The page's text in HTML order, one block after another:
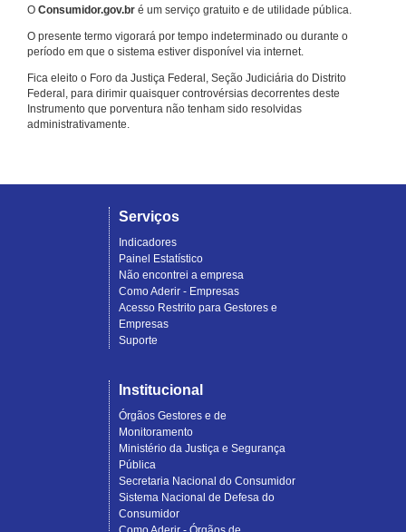
O Consumidor.gov.br é um serviço gratuito e de utilidade pública.
O presente termo vigorará por tempo indeterminado ou durante o
período em que o sistema estiver disponível via internet.
Fica eleito o Foro da Justiça Federal, Seção Judiciária do Distrito
Federal, para dirimir quaisquer controvérsias decorrentes deste
Instrumento que porventura não tenham sido resolvidas
administrativamente.
Serviços
Indicadores
Painel Estatístico
Não encontrei a empresa
Como Aderir - Empresas
Acesso Restrito para Gestores e
Empresas
Suporte
Institucional
Órgãos Gestores e de
Monitoramento
Ministério da Justiça e Segurança
Pública
Secretaria Nacional do Consumidor
Sistema Nacional de Defesa do
Consumidor